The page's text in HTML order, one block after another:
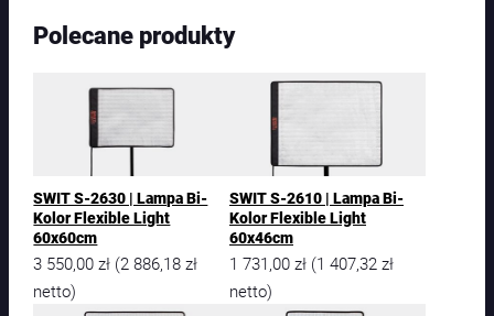
Polecane produkty
SWIT S-2630 | Lampa Bi-
Kolor Flexible Light
60x60cm
3 550,00zł (2 886,18zł
netto)
SWIT S-2610 | Lampa Bi-
Kolor Flexible Light
60x46cm
1 731,00 zł (1 407,32 zł
netto)